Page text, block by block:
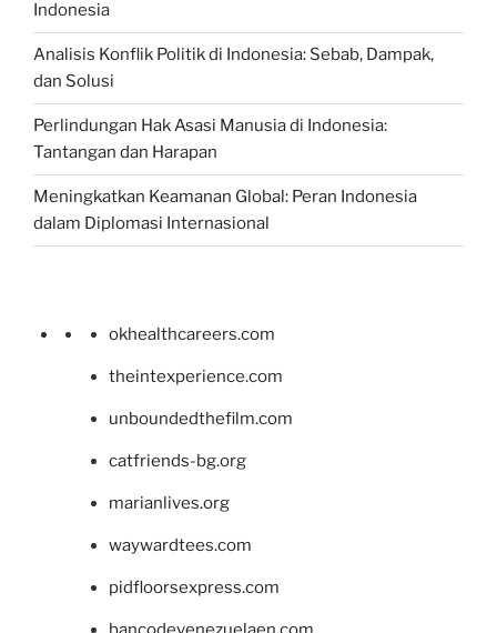
Indonesia
Analisis Konflik Politik di Indonesia: Sebab, Dampak,
dan Solusi
Perlindungan Hak Asasi Manusia di Indonesia:
Tantangan dan Harapan
Meningkatkan Keamanan Global: Peran Indonesia
dalam Diplomasi Internasional
okhealthcareers.com
theintexperience.com
unboundedthefilm.com
catfriends-bg.org
marianlives.org
waywardtees.com
pidfloorsexpress.com